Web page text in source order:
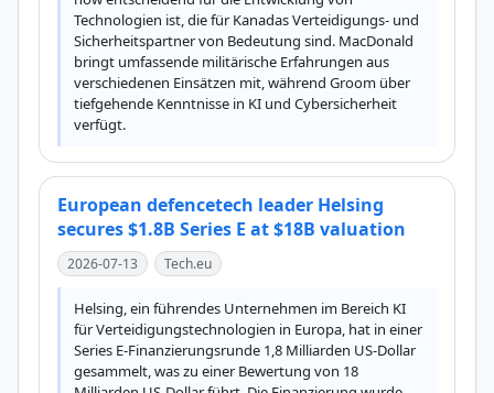
Technologien ist, die für Kanadas Verteidigungs- und
Sicherheitspartner von Bedeutung sind. MacDonald
bringt umfassende militärische Erfahrungen aus
verschiedenen Einsätzen mit, während Groom über
tiefgehende Kenntnisse in KI und Cybersicherheit
verfügt.
European defencetech leader Helsing
secures $1.8B Series E at $18B valuation
2026-07-13 Tech.eu
Helsing, ein führendes Unternehmen im Bereich KI
für Verteidigungstechnologien in Europa, hat in einer
Series E-Finanzierungsrunde 1,8 Milliarden US-Dollar
gesammelt, was zu einer Bewertung von 18